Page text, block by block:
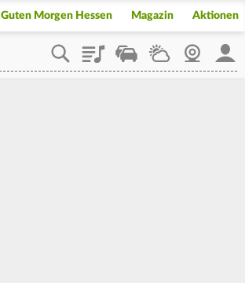
Guten Morgen Hessen Magazin Aktionen
PlaylistStaupilotWetterWebcam